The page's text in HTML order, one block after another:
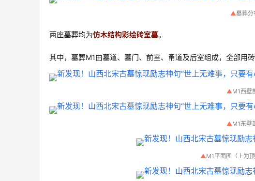
▲墓葬分
两座墓葬均为仿木结构彩绘砖室墓。
其中，墓葬M1由墓道、墓门、前室、甬道及后室组成，全部用
▲M1西壁
▲M1东壁
▲M1平面图（上为顶